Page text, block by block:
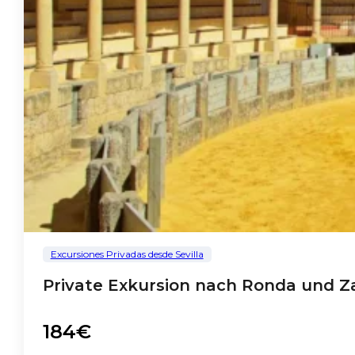
Excursiones Privadas desde Sevilla
Private Exkursion nach Ronda und
184€